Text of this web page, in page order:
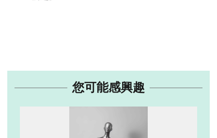
您可能感興趣